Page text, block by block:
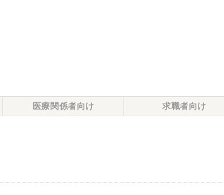
医療関係者向け 求職者向け